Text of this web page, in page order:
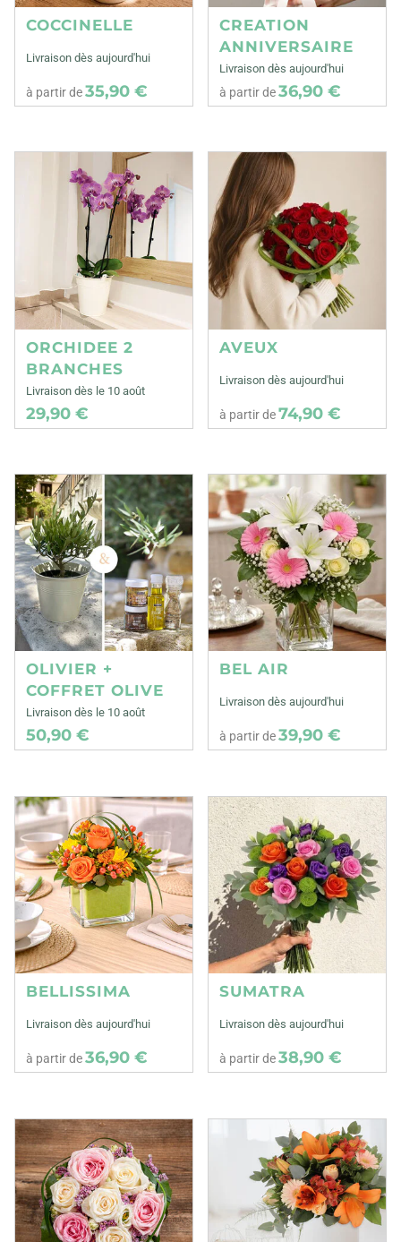
COCCINELLE
Livraison dès aujourd'hui
à partir de35,90 €
CREATION
ANNIVERSAIRE
Livraison dès aujourd'hui
à partir de36,90 €
ORCHIDEE 2
BRANCHES
Livraison dès le 10 août
29,90 €
AVEUX
Livraison dès aujourd'hui
à partir de74,90 €
OLIVIER +
COFFRET OLIVE
Livraison dès le 10 août
50,90 €
BEL AIR
Livraison dès aujourd'hui
à partir de39,90 €
BELLISSIMA
Livraison dès aujourd'hui
à partir de36,90 €
SUMATRA
Livraison dès aujourd'hui
à partir de38,90 €